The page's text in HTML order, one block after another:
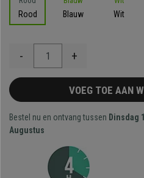
Rood Blauw Wit
- +
VOEG TOE AAN
Bestel nu en ontvang tussen Dinsdag
Augustus